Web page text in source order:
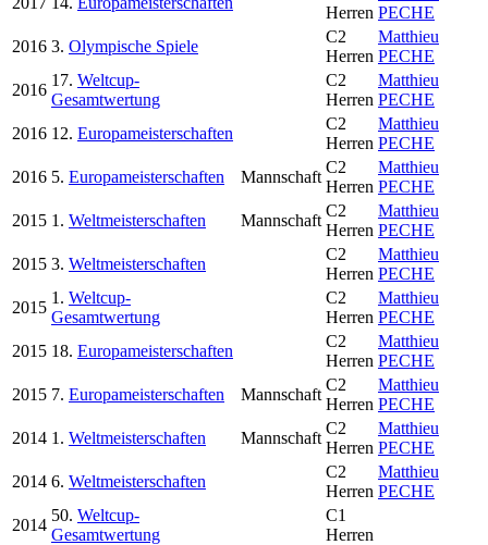
Herren PECHE
2016 3. Olympische Spiele
C2
Herren
Matthieu
PECHE
2016
17. Weltcup-
Gesamtwertung
C2
Herren
Matthieu
PECHE
2016 12. Europameisterschaften
C2
Herren
Matthieu
PECHE
2016 5. Europameisterschaften Mannschaft
C2
Herren
Matthieu
PECHE
2015 1. Weltmeisterschaften Mannschaft
C2
Herren
Matthieu
PECHE
2015 3. Weltmeisterschaften
C2
Herren
Matthieu
PECHE
2015
1. Weltcup-
Gesamtwertung
C2
Herren
Matthieu
PECHE
2015 18. Europameisterschaften
C2
Herren
Matthieu
PECHE
2015 7. Europameisterschaften Mannschaft
C2
Herren
Matthieu
PECHE
2014 1. Weltmeisterschaften Mannschaft
C2
Herren
Matthieu
PECHE
2014 6. Weltmeisterschaften
C2
Herren
Matthieu
PECHE
2014
50. Weltcup-
Gesamtwertung
C1
Herren